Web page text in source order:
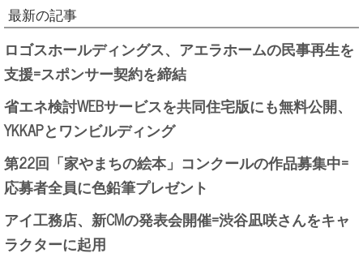
最新の記事
ロゴスホールディングス、アエラホームの民事再生を
支援=スポンサー契約を締結
省エネ検討WEBサービスを共同住宅版にも無料公開、
YKKAPとワンビルディング
第22回「家やまちの絵本」コンクールの作品募集中=
応募者全員に色鉛筆プレゼント
アイ工務店、新CMの発表会開催=渋谷凪咲さんをキャ
ラクターに起用